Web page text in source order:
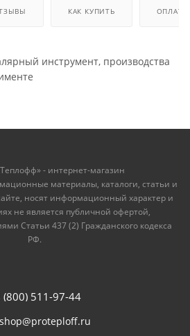
КАК КУПИТЬ ОПЛАТА
инструмент, производства
- интернет-магазин
материалы, каталоги, статьи и
носят информационный характер и
не является публичной офертой,
Статьи 437 (2) Гражданского кодекса
РФ.
(800) 511-97-44
shop@proteploff.ru